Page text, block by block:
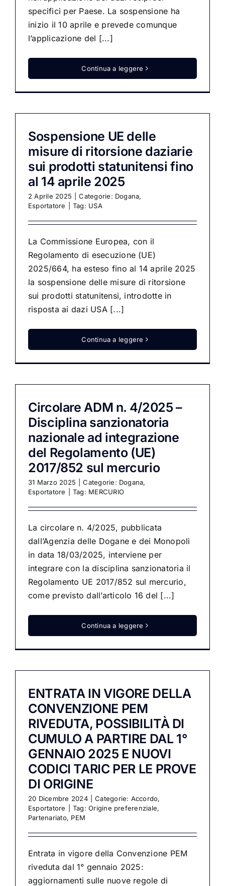
specifici per Paese. La sospensione ha
inizio il 10 aprile e prevede comunque
l’applicazione del [...]
Continua a leggere
Sospensione UE delle
misure di ritorsione daziarie
sui prodotti statunitensi fino
al 14 aprile 2025
2 Aprile 2025 Categorie: Dogana,
Esportatore
Tag: USA
La Commissione Europea, con il
Regolamento di esecuzione (UE)
2025/664, ha esteso fino al 14 aprile 2025
la sospensione delle misure di ritorsione
sui prodotti statunitensi, introdotte in
risposta ai dazi USA [...]
Continua a leggere
Circolare ADM n. 4/2025 –
Disciplina sanzionatoria
nazionale ad integrazione
del Regolamento (UE)
2017/852 sul mercurio
31 Marzo 2025 Categorie: Dogana,
Esportatore
Tag: MERCURIO
La circolare n. 4/2025, pubblicata
dall’Agenzia delle Dogane e dei Monopoli
in data 18/03/2025, interviene per
integrare con la disciplina sanzionatoria il
Regolamento UE 2017/852 sul mercurio,
come previsto dall’articolo 16 del [...]
Continua a leggere
ENTRATA IN VIGORE DELLA
CONVENZIONE PEM
RIVEDUTA, POSSIBILITÀ DI
CUMULO A PARTIRE DAL 1°
GENNAIO 2025 E NUOVI
CODICI TARIC PER LE PROVE
DI ORIGINE
20 Dicembre 2024 Categorie: Accordo,
Esportatore
Tag:Origine preferenziale,
Partenariato, PEM
Entrata in vigore della Convenzione PEM
riveduta dal 1° gennaio 2025:
aggiornamenti sulle nuove regole di